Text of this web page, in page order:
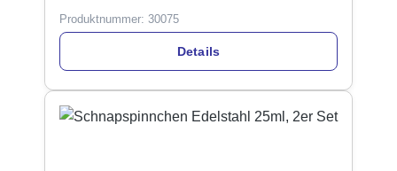
Produktnummer: 30075
Details